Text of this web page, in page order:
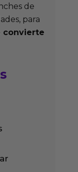
de
para
convierte